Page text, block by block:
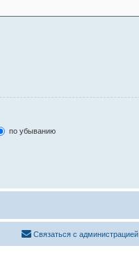
по убыванию
Связаться с администрацией